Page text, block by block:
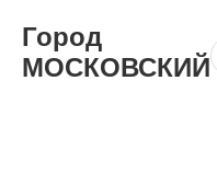
Город
МОСКОВСКИЙ